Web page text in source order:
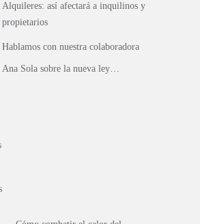
Alquileres: así afectará a inquilinos y
propietarios
Hablamos con nuestra colaboradora
Ana Sola sobre la nueva ley…